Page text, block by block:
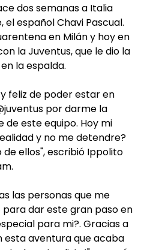
dos semanas a Italia
español Chavi Pascual.
en Milán y hoy en
la Juventus, que le dio la
la espalda.
feliz de poder estar en
por darme la
este equipo. Hoy mi
y no me detendre?
ellos", escribió Ippolito
las personas que me
dar este gran paso en
para mi?. Gracias a
aventura que acaba